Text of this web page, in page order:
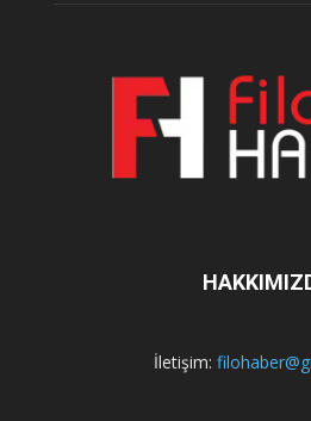
İletişim: